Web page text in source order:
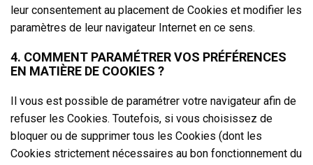
leur consentement au placement de Cookies et modifier les
paramètres de leur navigateur Internet en ce sens.
4. COMMENT PARAMÉTRER VOS PRÉFÉRENCES
EN MATIÈRE DE COOKIES ?
Il vous est possible de paramétrer votre navigateur afin de
refuser les Cookies. Toutefois, si vous choisissez de
bloquer ou de supprimer tous les Cookies (dont les
Cookies strictement nécessaires au bon fonctionnement du